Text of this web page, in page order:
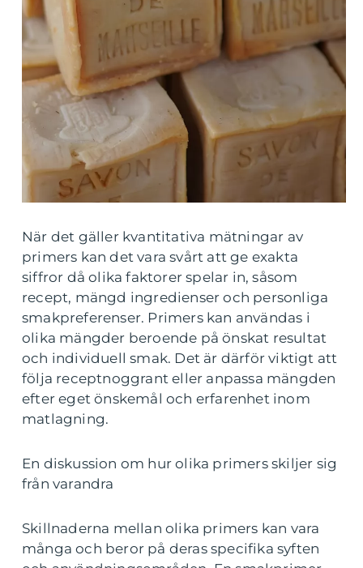
När det gäller kvantitativa mätningar av
primers kan det vara svårt att ge exakta
siffror då olika faktorer spelar in, såsom
recept, mängd ingredienser och personliga
smakpreferenser. Primers kan användas i
olika mängder beroende på önskat resultat
och individuell smak. Det är därför viktigt att
följa receptnoggrant eller anpassa mängden
efter eget önskemål och erfarenhet inom
matlagning.
En diskussion om hur olika primers skiljer sig
från varandra
Skillnaderna mellan olika primers kan vara
många och beror på deras specifika syften